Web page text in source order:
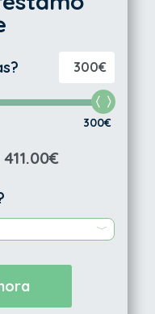
300€
300€
411.00€